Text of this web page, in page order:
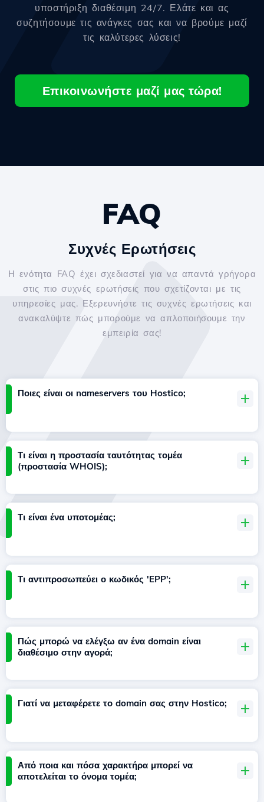
υποστήριξη διαθέσιμη 24/7. Ελάτε και ας
συζητήσουμε τις ανάγκες σας και να βρούμε μαζί
τις καλύτερες λύσεις!
Επικοινωνήστε μαζί μας τώρα!
FAQ
Συχνές Ερωτήσεις
Η ενότητα FAQ έχει σχεδιαστεί για να απαντά γρήγορα
στις πιο συχνές ερωτήσεις που σχετίζονται με τις
υπηρεσίες μας. Εξερευνήστε τις συχνές ερωτήσεις και
ανακαλύψτε πώς μπορούμε να απλοποιήσουμε την
εμπειρία σας!
Ποιες είναι οι nameservers του Hostico;
Τι είναι η προστασία ταυτότητας τομέα
(προστασία WHOIS);
Τι είναι ένα υποτομέας;
Τι αντιπροσωπεύει ο κωδικός 'EPP';
Πώς μπορώ να ελέγξω αν ένα domain είναι
διαθέσιμο στην αγορά;
Γιατί να μεταφέρετε το domain σας στην Hostico;
Από ποια και πόσα χαρακτήρα μπορεί να
αποτελείται το όνομα τομέα;